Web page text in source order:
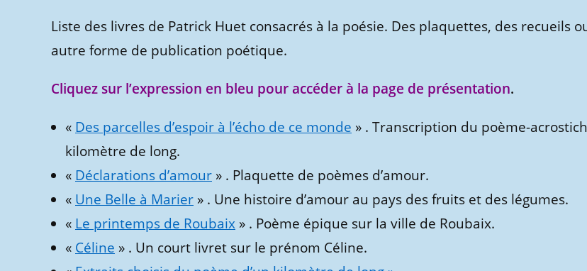
Liste des livres de Patrick Huet consacrés à la poésie. Des plaquettes, des recueils
autre forme de publication poétique.
Cliquez sur l’expression en bleu pour accéder à la page de présentation.
« Des parcelles d’espoir à l’écho de ce monde » . Transcription du poème-
kilomètre de long.
« Déclarations d’amour » . Plaquette de poèmes d’amour.
« Une Belle à Marier » . Une histoire d’amour au pays des fruits et des légumes.
« Le printemps de Roubaix » . Poème épique sur la ville de Roubaix.
« Céline » . Un court livret sur le prénom Céline.